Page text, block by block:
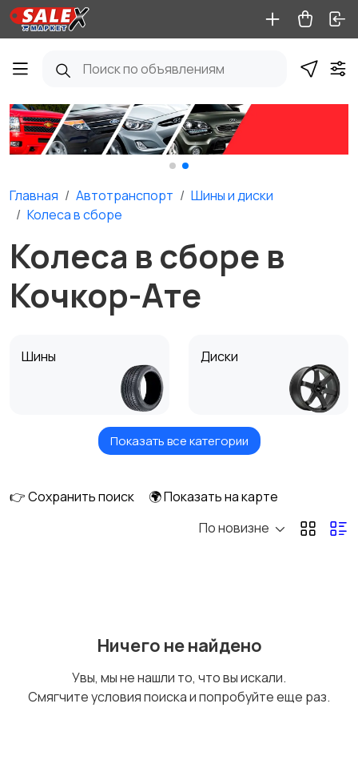
Главная Автотранспорт
Шины и диски
Колеса в сборе
Колеса в сборе в
Кочкор-Ате
Шины Диски
Колеса в сборе Колпаки
Показать все категории
👉 Сохранить поиск
🌍 Показать на карте
По новизне
Ничего не найдено
Увы, мы не нашли то, что вы искали.
Смягчите условия поиска и попробуйте еще раз.